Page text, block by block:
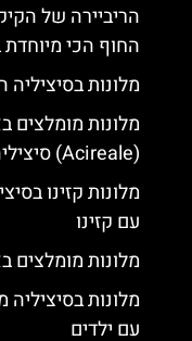
הריביירה של
החוף הכי מיוחדת
מלונות בסיציליה
מלונות מומלצים
(Acireale) סיציליה
מלונות קזינו
עם קזינו
מלונות מומלצים
מלונות
עם ילדים